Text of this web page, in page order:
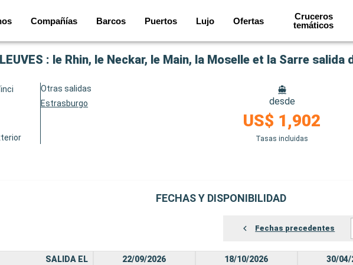
Compañías Barcos Puertos Lujo Ofertas
Cruceros
temáticos
: le Rhin, le Neckar, le Main, la Moselle et la Sarre
Otras salidas
Estrasburgo
desde
US$ 1,902
Tasas incluidas
FECHAS Y DISPONIBILIDAD
Fechas precedentes
SALIDA EL
22/09/2026
18/10/2026
30/04/